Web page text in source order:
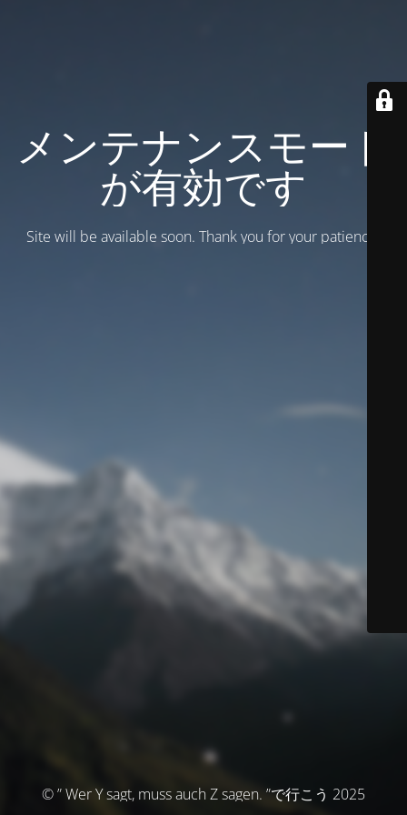
メンテナンスモード
が有効です
Site will be available soon. Thank you for your patience!
© ” Wer Y sagt, muss auch Z sagen. ”で行こう 2025